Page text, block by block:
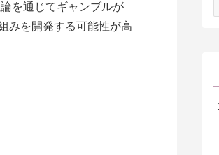
を通じてギャンブルが
みを開発する可能性が高